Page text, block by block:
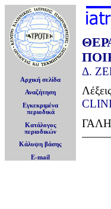
Αρχική σελίδα
Αναζήτηση
Εγκεκριμένα
περιοδικά
Κατάλογος
περιοδικών
Κάλυψη βάσης
E-mail
Δ.